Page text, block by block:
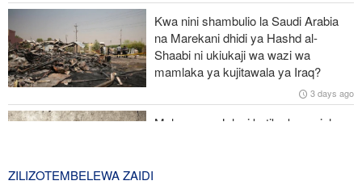
Africa CDC yatoa tahadhari kufuatia mlipuko wa Ebola Kongo
kushindwa kudhibitiwa
Hukumu ya kihistoria nchini Uingereza: Kupinga Uzayuni si chuki
Kwa nini shambulio la Saudi Arabia
na Marekani dhidi ya Hashd al-
Shaabi ni ukiukaji wa wazi wa
mamlaka ya kujitawala ya Iraq?
3 days ago
Malengo ya Julani katika kuanzisha
ZILIZOTEMBELEWA ZAIDI